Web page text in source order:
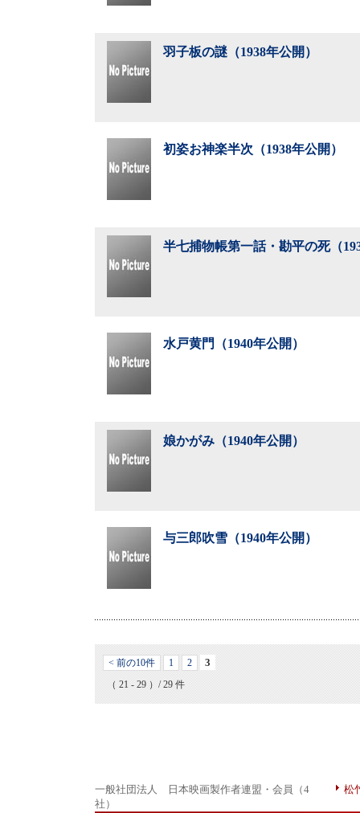
羽子板の謎（1938年公開）
初姿お神楽半次（1938年公開）
半七捕物帳第一話・勘平の死（
水戸黄門（1940年公開）
娘かがみ（1940年公開）
与三郎吹雪（1940年公開）
< 前の10件 1 2 3
（ 21 - 29 ）/ 29 件
一般社団法人 日本映画製作者連盟・会員（4
社）
松